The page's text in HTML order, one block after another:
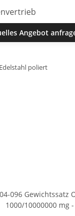
Angebot
poliert